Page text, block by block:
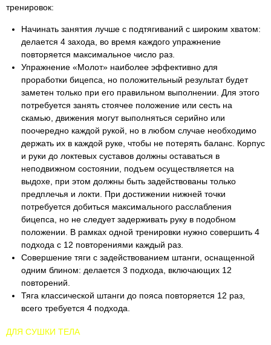
тренировок:
Начинать занятия лучше с подтягиваний с широким хватом:
делается 4 захода, во время каждого упражнение
повторяется максимальное число раз.
Упражнение «Молот» наиболее эффективно для
проработки бицепса, но положительный результат будет
заметен только при его правильном выполнении. Для этого
потребуется занять стоячее положение или сесть на
скамью, движения могут выполняться серийно или
поочередно каждой рукой, но в любом случае необходимо
держать их в каждой руке, чтобы не потерять баланс. Корпус
и руки до локтевых суставов должны оставаться в
неподвижном состоянии, подъем осуществляется на
выдохе, при этом должны быть задействованы только
предплечья и локти. При достижении нижней точки
потребуется добиться максимального расслабления
бицепса, но не следует задерживать руку в подобном
положении. В рамках одной тренировки нужно совершить 4
подхода с 12 повторениями каждый раз.
Совершение тяги с задействованием штанги, оснащенной
одним блином: делается 3 подхода, включающих 12
повторений.
Тяга классической штанги до пояса повторяется 12 раз,
всего требуется 4 подхода.
ДЛЯ СУШКИ ТЕЛА